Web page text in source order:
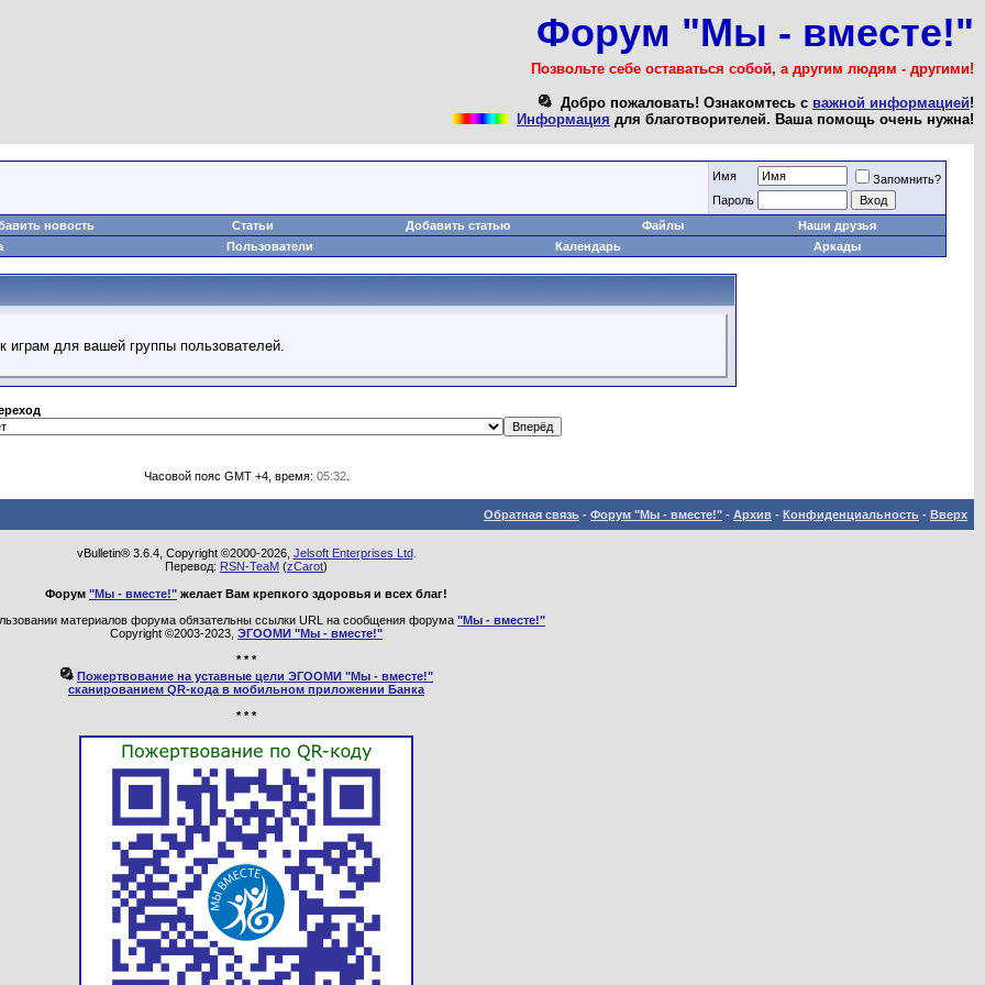
Форум "Мы - вместе!"
Позвольте себе оставаться собой, а другим людям - другими!
Добро пожаловать! Ознакомтесь с важной информацией!
Информация для благотворителей. Ваша помощь очень нужна!
Имя
Запомнить?
Пароль
новость Статьи Добавить статью Файлы
Наши друзья
Пользователи Календарь Аркады
играм для вашей группы пользователей.
Часовой пояс GMT +4, время: 05:32.
Обратная связь - Форум "Мы - вместе!" - Архив - Конфиденциальность - Вверх
vBulletin® 3.6.4, Copyright ©2000-2026, Jelsoft Enterprises Ltd.
Перевод: RSN-TeaM (zCarot)
Форум "Мы - вместе!" желает Вам крепкого здоровья и всех благ!
материалов форума обязательны ссылки URL на сообщения форума "Мы - вместе!"
Copyright ©2003-2023, ЭГООМИ "Мы - вместе!"
* * *
Пожертвование на уставные цели ЭГООМИ "Мы - вместе!"
сканированием QR-кода в мобильном приложении Банка
* * *